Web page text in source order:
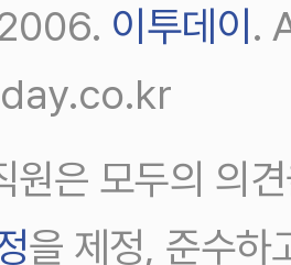
이투데이 .
원은 모두의 의
을 제정, 준수하